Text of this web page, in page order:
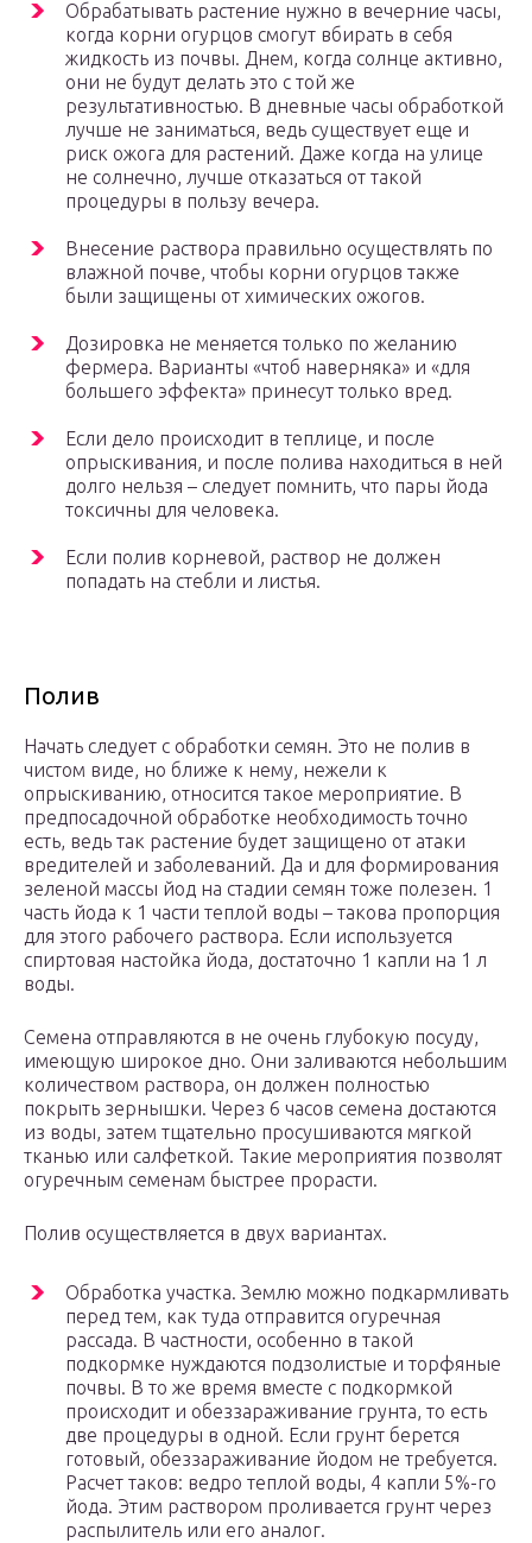
Обрабатывать растение нужно в вечерние часы,
когда корни огурцов смогут вбирать в себя
жидкость из почвы. Днем, когда солнце активно,
они не будут делать это с той же
результативностью. В дневные часы обработкой
лучше не заниматься, ведь существует еще и
риск ожога для растений. Даже когда на улице
не солнечно, лучше отказаться от такой
процедуры в пользу вечера.
Внесение раствора правильно осуществлять по
влажной почве, чтобы корни огурцов также
были защищены от химических ожогов.
Дозировка не меняется только по желанию
фермера. Варианты «чтоб наверняка» и «для
большего эффекта» принесут только вред.
Если дело происходит в теплице, и после
опрыскивания, и после полива находиться в ней
долго нельзя – следует помнить, что пары йода
токсичны для человека.
Если полив корневой, раствор не должен
попадать на стебли и листья.
Полив
Начать следует с обработки семян. Это не полив в
чистом виде, но ближе к нему, нежели к
опрыскиванию, относится такое мероприятие. В
предпосадочной обработке необходимость точно
есть, ведь так растение будет защищено от атаки
вредителей и заболеваний. Да и для формирования
зеленой массы йод на стадии семян тоже полезен. 1
часть йода к 1 части теплой воды – такова пропорция
для этого рабочего раствора. Если используется
спиртовая настойка йода, достаточно 1 капли на 1 л
воды.
Семена отправляются в не очень глубокую посуду,
имеющую широкое дно. Они заливаются небольшим
количеством раствора, он должен полностью
покрыть зернышки. Через 6 часов семена достаются
из воды, затем тщательно просушиваются мягкой
тканью или салфеткой. Такие мероприятия позволят
огуречным семенам быстрее прорасти.
Полив осуществляется в двух вариантах.
Обработка участка. Землю можно подкармливать
перед тем, как туда отправится огуречная
рассада. В частности, особенно в такой
подкормке нуждаются подзолистые и торфяные
почвы. В то же время вместе с подкормкой
происходит и обеззараживание грунта, то есть
две процедуры в одной. Если грунт берется
готовый, обеззараживание йодом не требуется.
Расчет таков: ведро теплой воды, 4 капли 5%-го
йода. Этим раствором проливается грунт через
распылитель или его аналог.